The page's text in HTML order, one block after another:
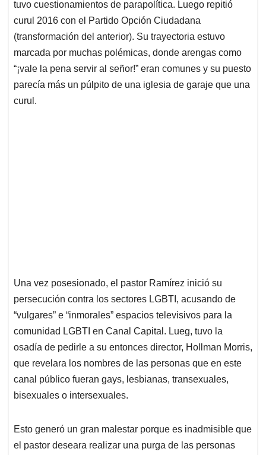
tuvo cuestionamientos de parapolítica. Luego repitió
curul 2016 con el Partido Opción Ciudadana
(transformación del anterior). Su trayectoria estuvo
marcada por muchas polémicas, donde arengas como
“¡vale la pena servir al señor!” eran comunes y su puesto
parecía más un púlpito de una iglesia de garaje que una
curul.
Una vez posesionado, el pastor Ramírez inició su
persecución contra los sectores LGBTI, acusando de
“vulgares” e “inmorales” espacios televisivos para la
comunidad LGBTI en Canal Capital. Lueg, tuvo la
osadía de pedirle a su entonces director, Hollman Morris,
que revelara los nombres de las personas que en este
canal público fueran gays, lesbianas, transexuales,
bisexuales o intersexuales.
Esto generó un gran malestar porque es inadmisible que
el pastor deseara realizar una purga de las personas